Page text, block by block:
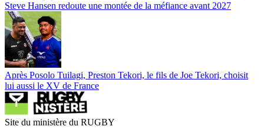
Steve Hansen redoute une montée de la méfiance avant 2027
Après Posolo Tuilagi, Preston Tekori, le fils de Joe Tekori, choisit
lui aussi le XV de France
Site du ministère du RUGBY